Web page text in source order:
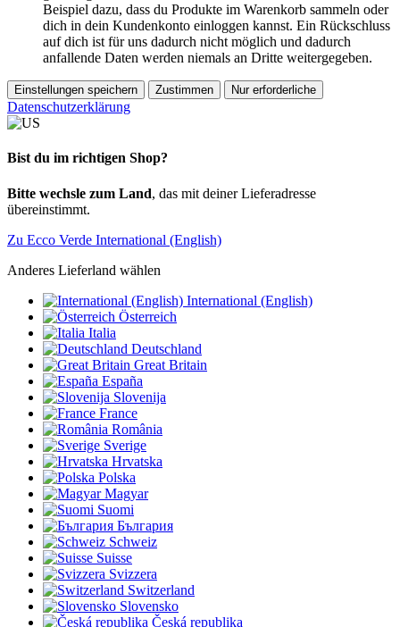
Beispiel dazu, dass du Produkte im Warenkorb sammeln oder
dich in dein Kundenkonto einloggen kannst. Ein Rückschluss
auf dich ist für uns dadurch nicht möglich und dadurch
anfallende Daten werden niemals an Dritte weitergegeben.
Einstellungen speichern Zustimmen Nur erforderliche
Datenschutzerklärung
Bist du im richtigen Shop?
Bitte wechsle zum Land, das mit deiner Lieferadresse
übereinstimmt.
Zu Ecco Verde International (English)
Anderes Lieferland wählen
International (English)
Österreich
Italia
Deutschland
Great Britain
España
Slovenija
France
România
Sverige
Hrvatska
Polska
Magyar
Suomi
България
Schweiz
Suisse
Svizzera
Switzerland
Slovensko
Česká republika